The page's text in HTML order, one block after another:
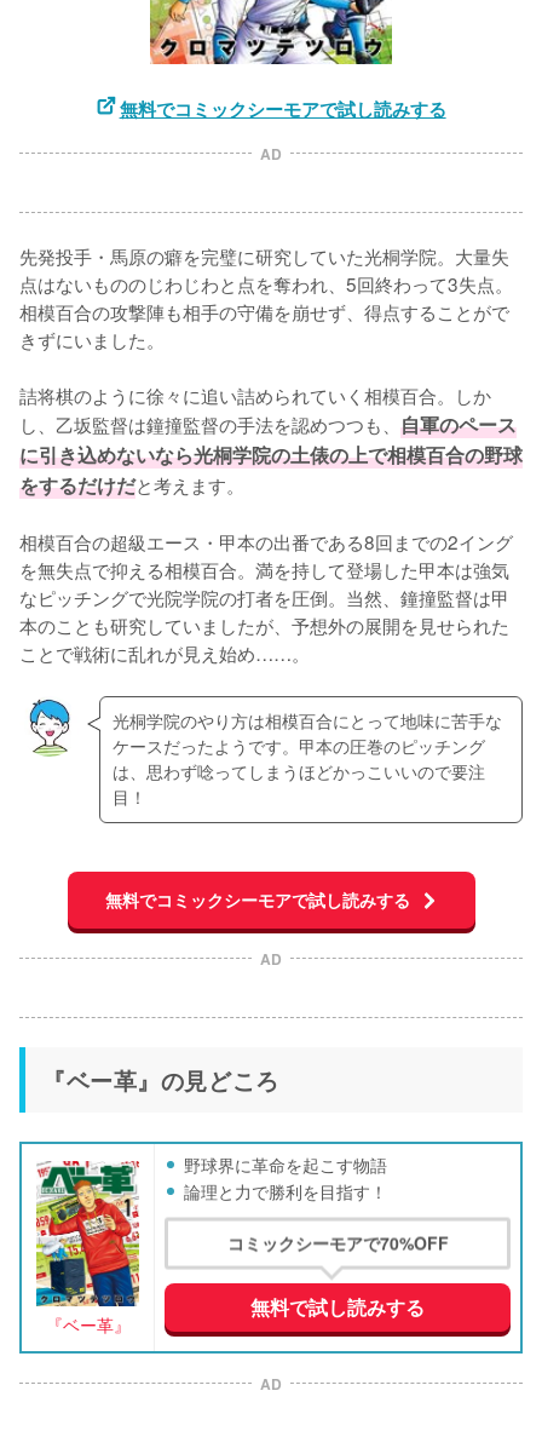
無料でコミックシーモアで試し読みする
AD
先発投手・馬原の癖を完璧に研究していた光桐学院。大量失
点はないもののじわじわと点を奪われ、5回終わって3失点。
相模百合の攻撃陣も相手の守備を崩せず、得点することがで
きずにいました。
詰将棋のように徐々に追い詰められていく相模百合。しか
し、乙坂監督は鐘撞監督の手法を認めつつも、 自軍のペース
に引き込めないなら光桐学院の土俵の上で相模百合の野球
をするだけだと考えます。
相模百合の超級エース・甲本の出番である8回までの2イング
を無失点で抑える相模百合。満を持して登場した甲本は強気
なピッチングで光院学院の打者を圧倒。当然、鐘撞監督は甲
本のことも研究していましたが、予想外の展開を見せられた
ことで戦術に乱れが見え始め……。
光桐学院のやり方は相模百合にとって地味に苦手な
ケースだったようです。甲本の圧巻のピッチング
は、思わず唸ってしまうほどかっこいいので要注
目！
無料でコミックシーモアで試し読みする
AD
『ベー革』の見どころ
『ベー革』
野球界に革命を起こす物語
論理と力で勝利を目指す！
コミックシーモアで70%OFF
無料で試し読みする
AD